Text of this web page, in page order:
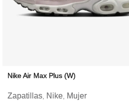
Nike Air Max Plus (W)
Zapatillas Nike Mujer